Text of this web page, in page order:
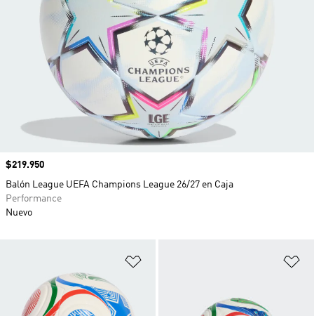
Precio
$219.950
Balón League UEFA Champions League 26/27 en Caja
Performance
Nuevo